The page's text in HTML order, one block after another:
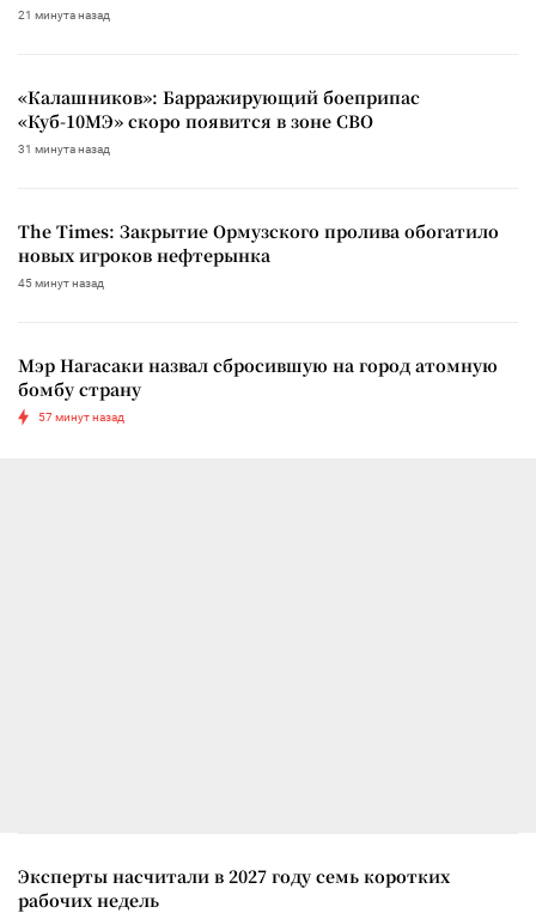
21 минута назад
«Калашников»: Барражирующий боеприпас
«Куб-10МЭ» скоро появится в зоне СВО
31 минута назад
The Times: Закрытие Ормузского пролива обогатило
новых игроков нефтерынка
45 минут назад
Мэр Нагасаки назвал сбросившую на город атомную
бомбу страну
57 минут назад
Эксперты насчитали в 2027 году семь коротких
рабочих недель